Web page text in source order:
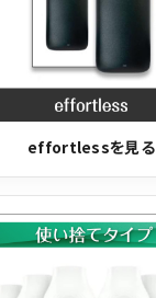
effortlessを見る